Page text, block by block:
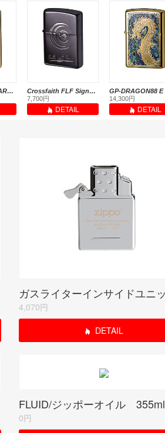
ARABESQUE MARBLE / ホワイトゴールド
Crossfaith FLF Signature Edition BLACK<ご紹介のみ商品>
7,700円
DETAIL
GP-DRAGON88 E
14,300円
DETAIL
4,070円
DETAIL
FLUID/ジッポーオイル 355ml
0円